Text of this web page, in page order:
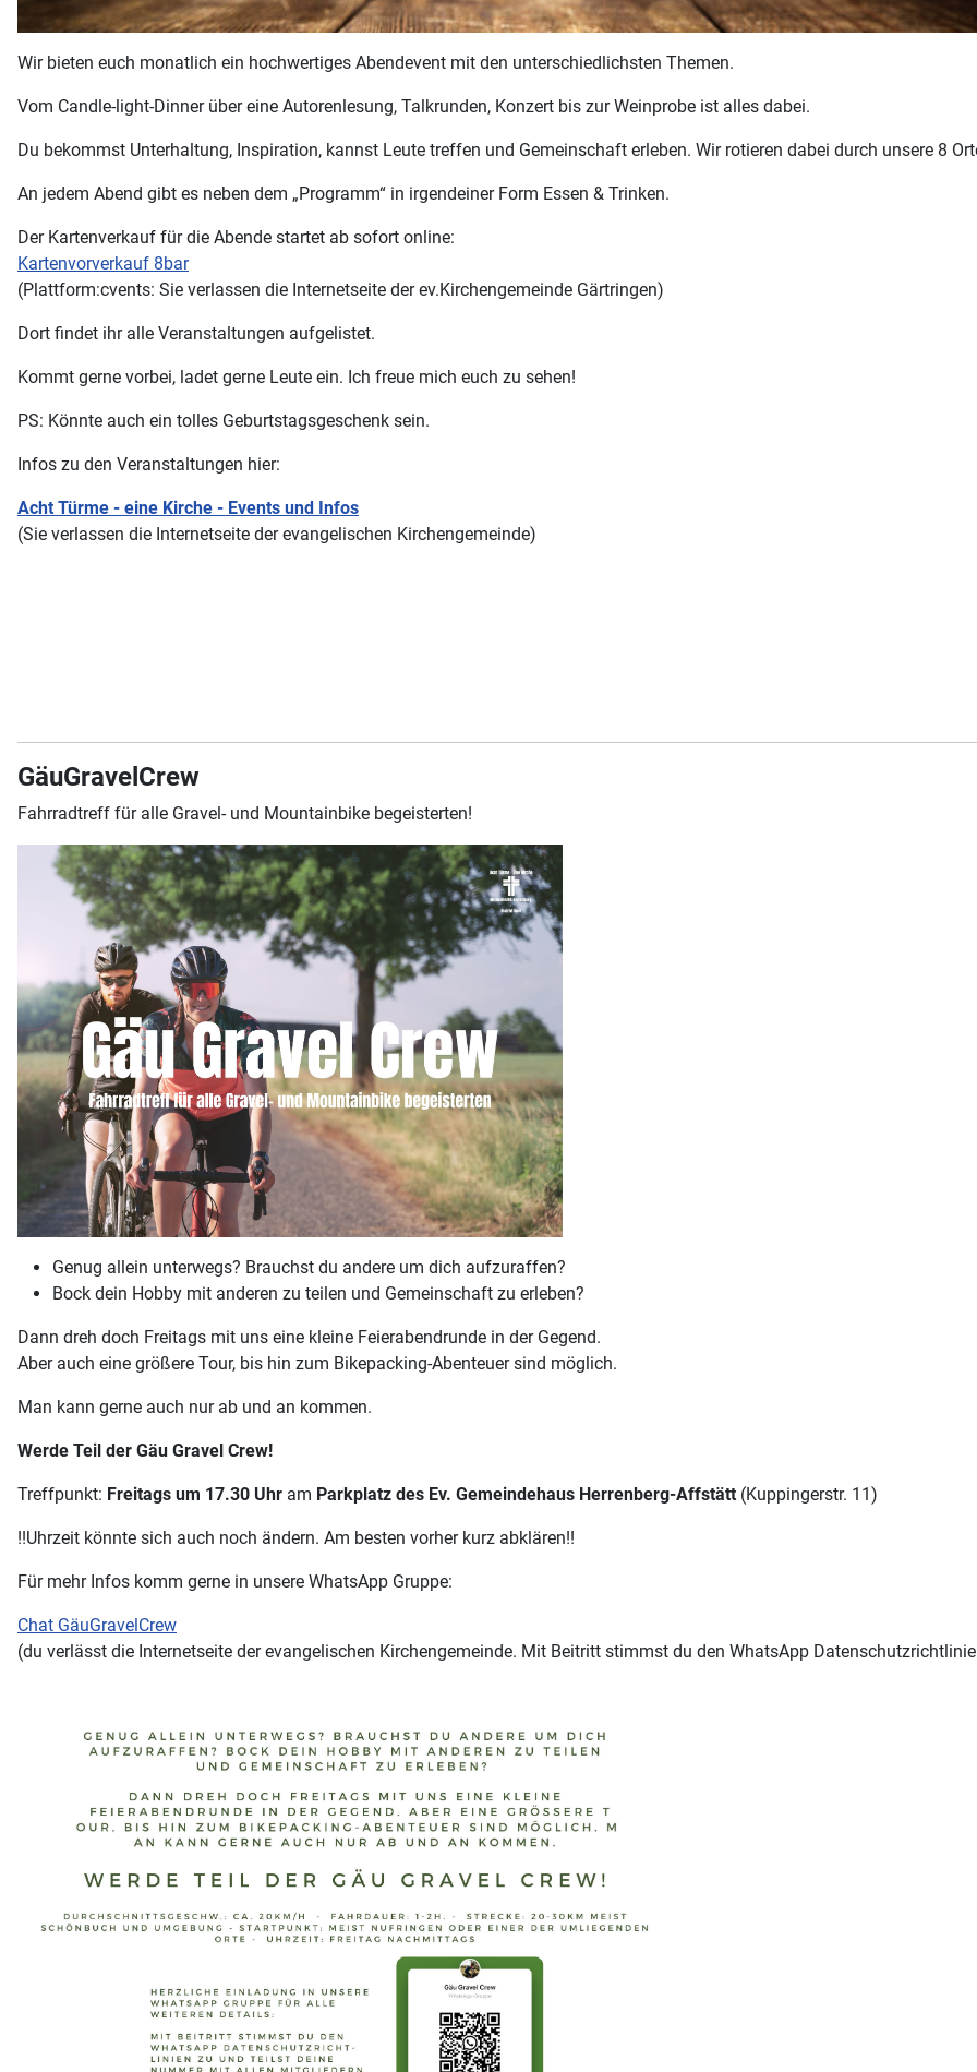
Wir bieten euch monatlich ein hochwertiges Abendevent mit den unterschiedlichsten Themen.
Vom Candle-light-Dinner über eine Autorenlesung, Talkrunden, Konzert bis zur Weinprobe ist alles dabei.
Du bekommst Unterhaltung, Inspiration, kannst Leute treffen und Gemeinschaft erleben. Wir rotieren dabei durch unsere 8
An jedem Abend gibt es neben dem „Programm“ in irgendeiner Form Essen & Trinken.
Der Kartenverkauf für die Abende startet ab sofort online:
Kartenvorverkauf 8bar
(Plattform:cvents: Sie verlassen die Internetseite der ev.Kirchengemeinde Gärtringen)
Dort findet ihr alle Veranstaltungen aufgelistet.
Kommt gerne vorbei, ladet gerne Leute ein. Ich freue mich euch zu sehen!
PS: Könnte auch ein tolles Geburtstagsgeschenk sein.
Infos zu den Veranstaltungen hier:
Acht Türme - eine Kirche - Events und Infos
(Sie verlassen die Internetseite der evangelischen Kirchengemeinde)
GäuGravelCrew
Fahrradtreff für alle Gravel- und Mountainbike begeisterten!
Genug allein unterwegs? Brauchst du andere um dich aufzuraffen?
Bock dein Hobby mit anderen zu teilen und Gemeinschaft zu erleben?
Dann dreh doch Freitags mit uns eine kleine Feierabendrunde in der Gegend.
Aber auch eine größere Tour, bis hin zum Bikepacking-Abenteuer sind möglich.
Man kann gerne auch nur ab und an kommen.
Werde Teil der Gäu Gravel Crew!
Treffpunkt: Freitags um 17.30 Uhr am Parkplatz des Ev. Gemeindehaus Herrenberg-Affstätt (Kuppingerstr. 11)
!!Uhrzeit könnte sich auch noch ändern. Am besten vorher kurz abklären!!
Für mehr Infos komm gerne in unsere WhatsApp Gruppe:
Chat GäuGravelCrew
(du verlässt die Internetseite der evangelischen Kirchengemeinde. Mit Beitritt stimmst du den WhatsApp